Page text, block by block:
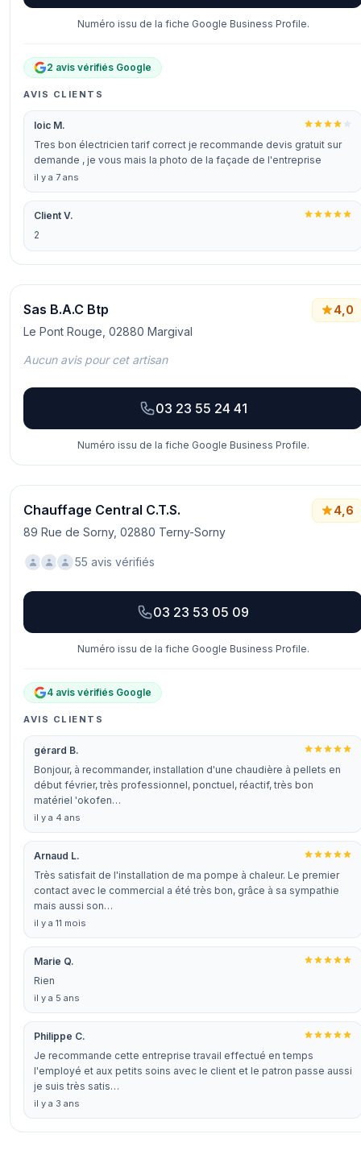
Numéro issu de la fiche Google Business Profile.
2 avis vérifiés Google
AVIS CLIENTS
loic M.
Tres bon électricien tarif correct je recommande devis gratuit sur
demande , je vous mais la photo de la façade de l'entreprise
il y a 7 ans
Client V.
2
Sas B.A.C Btp
Le Pont Rouge, 02880 Margival
4,0
Aucun avis pour cet artisan
03 23 55 24 41
Numéro issu de la fiche Google Business Profile.
Chauffage Central C.T.S.
89 Rue de Sorny, 02880 Terny-Sorny
4,6
55 avis vérifiés
03 23 53 05 09
Numéro issu de la fiche Google Business Profile.
4 avis vérifiés Google
AVIS CLIENTS
gérard B.
Bonjour, à recommander, installation d'une chaudière à pellets en
début février, très professionnel, ponctuel, réactif, très bon
matériel 'okofen…
il y a 4 ans
Arnaud L.
Très satisfait de l'installation de ma pompe à chaleur. Le premier
contact avec le commercial a été très bon, grâce à sa sympathie
mais aussi son…
il y a 11 mois
Marie Q.
Rien
il y a 5 ans
Philippe C.
Je recommande cette entreprise travail effectué en temps
l'employé et aux petits soins avec le client et le patron passe aussi
je suis très satis…
il y a 3 ans